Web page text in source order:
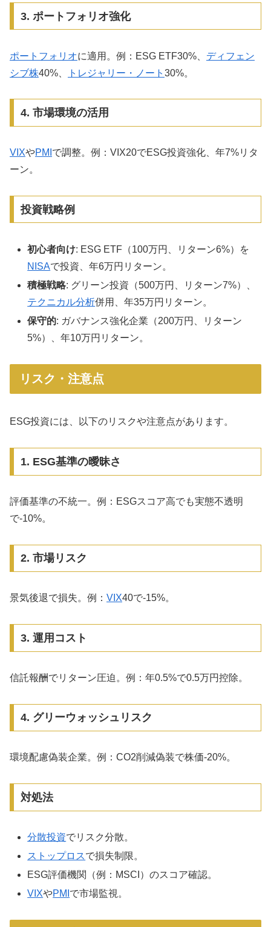
3. ポートフォリオ強化
ポートフォリオに適用。例：ESG ETF30%、 ディフェン
シブ株40%、 トレジャリー・ノート 30%。
4. 市場環境の活用
VIXやPMI で調整。例：VIX20でESG投資強化、年7%リタ
ーン。
投資戦略例
初心者向け: ESG ETF（100万円、リターン6%）を
NISAで投資、年6万円リターン。
積極戦略: グリーン投資（500万円、リターン7%）、
テクニカル分析併用、年35万円リターン。
保守的: ガバナンス強化企業（200万円、リターン
5%）、年10万円リターン。
リスク・注意点
ESG投資には、以下のリスクや注意点があります。
1. ESG基準の曖昧さ
評価基準の不統一。例：ESGスコア高でも実態不透明
で-10%。
2. 市場リスク
景気後退で損失。例： VIX40で-15%。
3. 運用コスト
信託報酬でリターン圧迫。例：年0.5%で0.5万円控除。
4. グリーウォッシュリスク
環境配慮偽装企業。例：CO2削減偽装で株価-20%。
対処法
分散投資でリスク分散。
ストップロスで損失制限。
ESG評価機関（例：MSCI）のスコア確認。
VIXやPMI で市場監視。